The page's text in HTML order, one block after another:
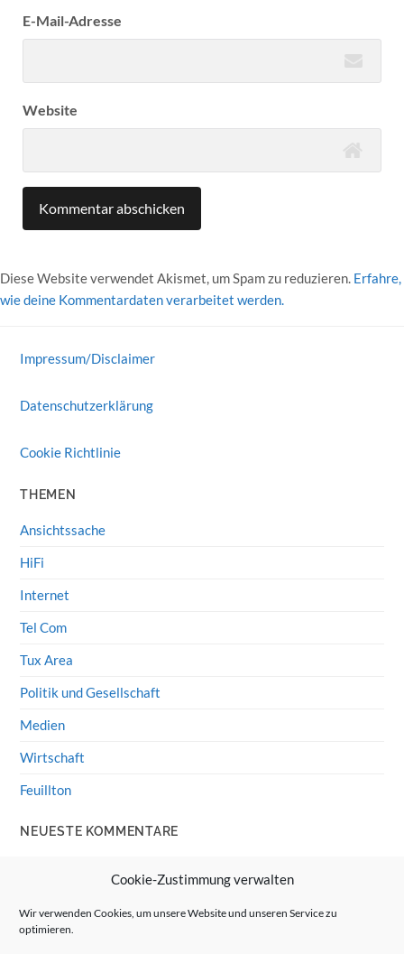
Cookie-Zustimmung verwalten
Wir verwenden Cookies, um unsere Website und unseren Service zu
optimieren.
E-Mail-Adresse
Website
Diese Website verwendet Akismet, um Spam zu reduzieren. Erfahre,
wie deine Kommentardaten verarbeitet werden.
Impressum/Disclaimer
Datenschutzerklärung
Cookie Richtlinie
THEMEN
Ansichtssache
HiFi
Internet
Tel Com
Tux Area
Politik und Gesellschaft
Medien
Wirtschaft
Feuillton
NEUESTE KOMMENTARE
Wolff von Rechenberg